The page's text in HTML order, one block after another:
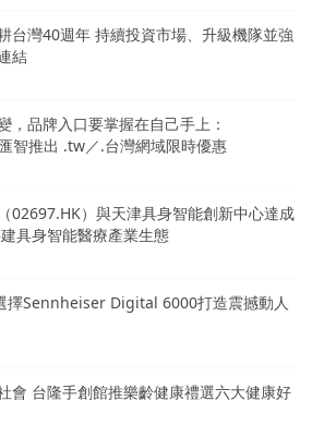
台灣40週年 持續投資市場、升級機隊並強
結
，品牌入口要掌握在自己手上：
智推出 .tw／.台灣網域限時優惠
02697.HK）與天津具身智能創新中心達成
具身智能醫療產業生態
擇Sennheiser Digital 6000打造震撼動人
會 台隆手創館推樂齡健康禮選六大健康好